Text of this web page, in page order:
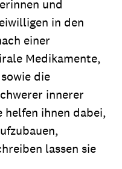
und
in den
einer
Medikamente,
die
innerer
ihnen dabei,
lassen sie